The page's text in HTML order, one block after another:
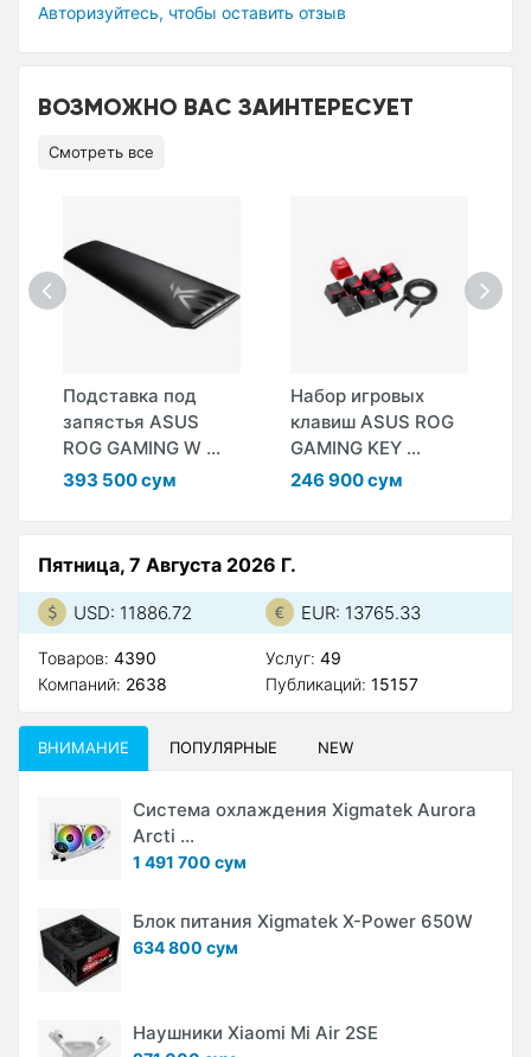
Авторизуйтесь, чтобы оставить отзыв
ВОЗМОЖНО ВАС ЗАИНТЕРЕСУЕТ
Смотреть все
Подставка под
запястья ASUS
ROG GAMING W ...
393 500 сум
Набор игровых
клавиш ASUS ROG
GAMING KEY ...
246 900 сум
Пятница, 7 Августа 2026 Г.
USD: 11886.72 EUR: 13765.33
Товаров: 4390
Компаний: 2638
Услуг: 49
Публикаций: 15157
ВНИМАНИЕ ПОПУЛЯРНЫЕ NEW
Система охлаждения Xigmatek Aurora
Arcti ...
1 491 700 сум
Блок питания Xigmatek X-Power 650W
634 800 сум
Наушники Xiaomi Mi Air 2SE